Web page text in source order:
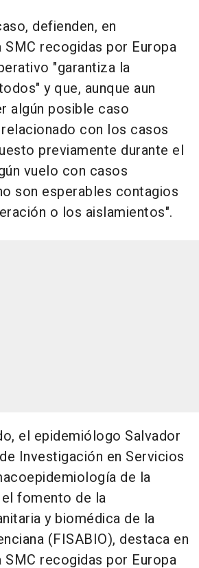
defienden, en
recogidas por Europa
"garantiza la
y que, aunque aun
algún posible caso
con los casos
previamente durante el
vuelo con casos
son esperables contagios
o los aislamientos".
el epidemiólogo Salvador
Investigación en Servicios
de la
fomento de la
y biomédica de la
(FISABIO), destaca en
recogidas por Europa